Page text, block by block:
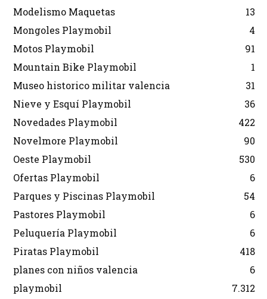
Modelismo Maquetas
13
Mongoles Playmobil
4
Motos Playmobil
91
Mountain Bike Playmobil
1
Museo historico militar valencia
31
Nieve y Esquí Playmobil
36
Novedades Playmobil
422
Novelmore Playmobil
90
Oeste Playmobil
530
Ofertas Playmobil
6
Parques y Piscinas Playmobil
54
Pastores Playmobil
6
Peluquería Playmobil
6
Piratas Playmobil
418
planes con niños valencia
6
playmobil
7.312